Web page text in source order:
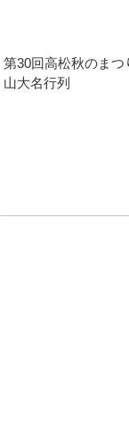
第30回高松秋のまつ
山大名行列